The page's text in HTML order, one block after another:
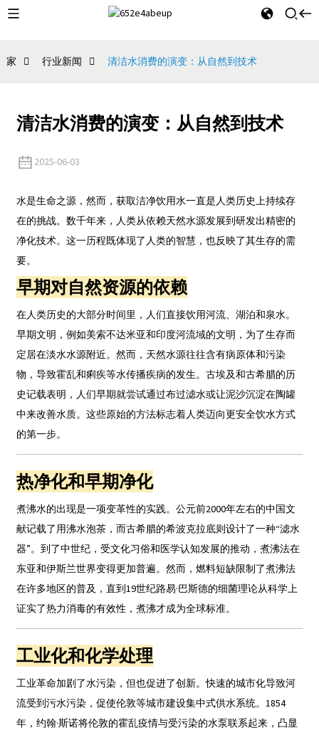
家 行业新闻 清洁水消费的演变：从自然到技术
清洁水消费的演变：从自然到技术
2025-06-03
水是生命之源，然而，获取洁净饮用水一直是人类历史上持续存
在的挑战。数千年来，人类从依赖天然水源发展到研发出精密的
净化技术。这一历程既体现了人类的智慧，也反映了其生存的需
要。
早期对自然资源的依赖
在人类历史的大部分时间里，人们直接饮用河流、湖泊和泉水。
早期文明，例如美索不达米亚和印度河流域的文明，为了生存而
定居在淡水水源附近。然而，天然水源往往含有病原体和污染
物，导致霍乱和痢疾等水传播疾病的发生。古埃及和古希腊的历
史记载表明，人们早期就尝试通过布过滤水或让泥沙沉淀在陶罐
中来改善水质。这些原始的方法标志着人类迈向更安全饮水方式
的第一步。
热净化和早期净化
煮沸水的出现是一项变革性的实践。公元前2000年左右的中国文
献记载了用沸水泡茶，而古希腊的希波克拉底则设计了一种“滤水
器”。到了中世纪，受文化习俗和医学认知发展的推动，煮沸法在
东亚和伊斯兰世界变得更加普遍。然而，燃料短缺限制了煮沸法
在许多地区的普及，直到19世纪路易·巴斯德的细菌理论从科学上
证实了热力消毒的有效性，煮沸才成为全球标准。
工业化和化学处理
工业革命加剧了水污染，但也促进了创新。快速的城市化导致河
流受到污水污染，促使伦敦等城市建设集中式供水系统。1854
年，约翰·斯诺将伦敦的霍乱疫情与受污染的水泵联系起来，凸显